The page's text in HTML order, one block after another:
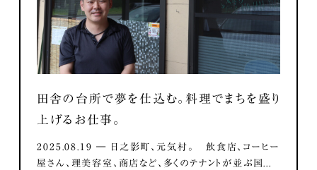
田舎の台所で夢を仕込む。料理でまちを盛り
上げるお仕事。
2025.08.19 ― 日之影町、元気村。 飲食店、コーヒー
屋さん、理美容室、商店など、多くのテナントが並ぶ国...